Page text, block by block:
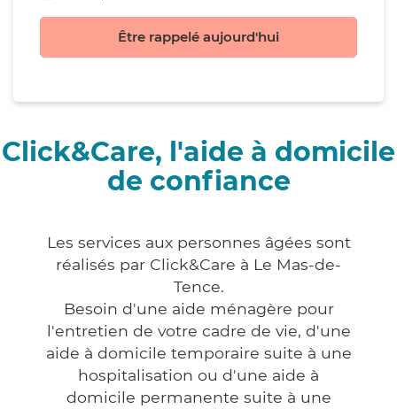
Être rappelé aujourd'hui
Click&Care, l'aide à domicile
de confiance
Les services aux personnes âgées sont
réalisés par Click&Care à Le Mas-de-
Tence.
Besoin d'une aide ménagère pour
l'entretien de votre cadre de vie, d'une
aide à domicile temporaire suite à une
hospitalisation ou d'une aide à
domicile permanente suite à une